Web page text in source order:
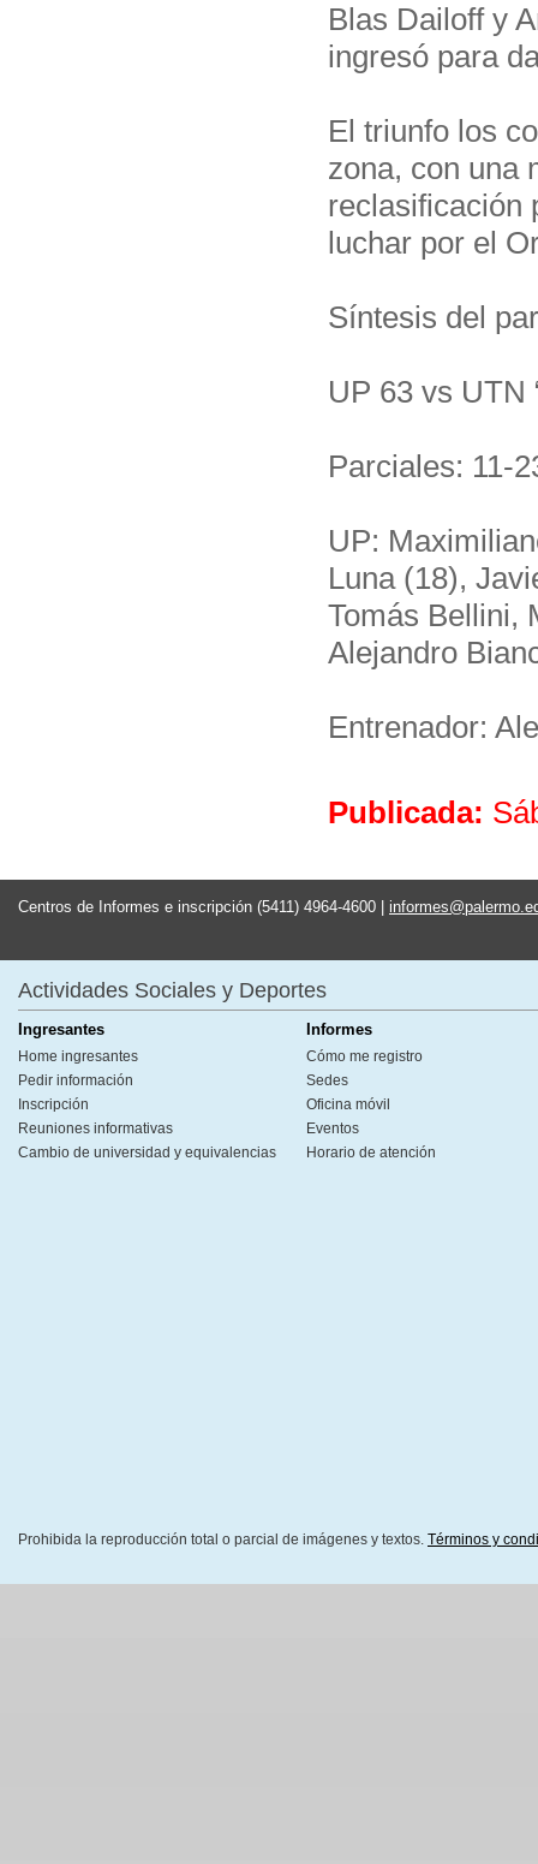
Blas Dailoff y
ingresó para
El triunfo los
zona, con una
reclasificación
luchar por el
Síntesis del
UP 63 vs UTN
Parciales: 11-
UP:
Luna (18),
Tomás Bellini,
Alejandro
Entrenador:
Publicada:
Centros de Informes e inscripción (5411) 4964-4600 |
Actividades Sociales y Deportes
Ingresantes
Home ingresantes
Pedir información
Inscripción
Reuniones informativas
Cambio de universidad y equivalencias
Informes
Cómo me registro
Sedes
Oficina móvil
Eventos
Horario de atención
Prohibida la reproducción total o parcial de imágenes y textos. Términos y